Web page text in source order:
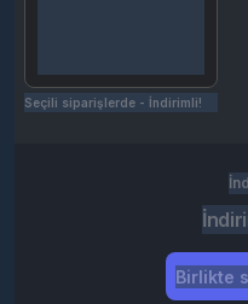
Seçili siparişlerde - İndirimli!
Birlikte